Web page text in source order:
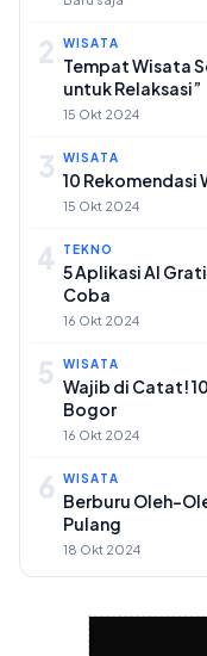
2 WISATA
Tempat Wisata
untuk Relaksasi”
15 Okt 2024
3 WISATA
10 Rekomendasi
15 Okt 2024
4 TEKNO
5 Aplikasi AI
Coba
16 Okt 2024
5 WISATA
Wajib di Catat!
Bogor
16 Okt 2024
6 WISATA
Berburu Oleh-
Pulang
18 Okt 2024